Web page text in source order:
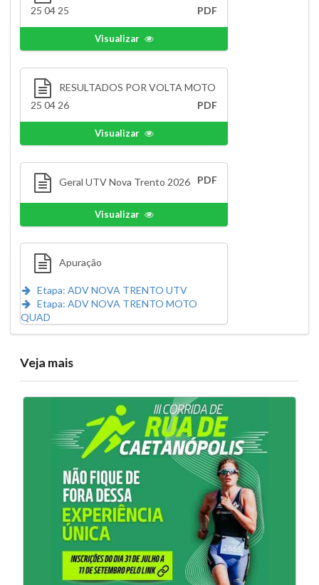
25 04 25 PDF
Visualizar
RESULTADOS POR VOLTA MOTO
25 04 26
PDF
Visualizar
Geral UTV Nova Trento 2026 PDF
Visualizar
Apuração
Etapa: ADV NOVA TRENTO UTV
Etapa: ADV NOVA TRENTO MOTO
QUAD
Veja mais